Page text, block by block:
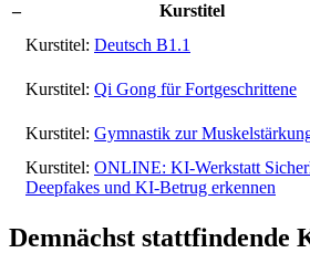
–
Kurstitel
Kurstitel: Deutsch B1.1
Kurstitel: Qi Gong für Fortgeschrittene
Kurstitel: Gymnastik zur
Kurstitel: ONLINE: KI-Werkstatt
Deepfakes und KI-Betrug erkennen
Demnächst stattfindende